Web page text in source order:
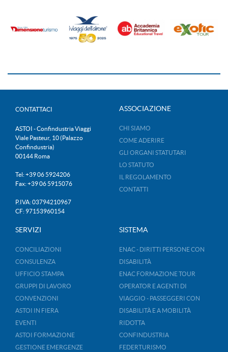
CONTATTACI
ASTOI - Confindustria Viaggi
Viale Pasteur, 10 (Palazzo
Confindustria)
00144 Roma
Tel: +39 06 5924206
Fax: +39 06 5915076
P.IVA: 03794210967
CF: 97153960154
ASSOCIAZIONE
CHI SIAMO
COME ADERIRE
GLI ORGANI STATUTARI
LO STATUTO
IL REGOLAMENTO
CONTATTI
SERVIZI
CONCILIAZIONI
CONSULENZA
UFFICIO STAMPA
GRUPPI DI LAVORO
CONVENZIONI
ASTOI IN FIERA
EVENTI
ASTOI FORMAZIONE
GESTIONE EMERGENZE
SISTEMA
ENAC - DIRITTI PERSONE CON
DISABILITÀ
ENAC FORMAZIONE TOUR
OPERATOR E AGENTI DI
VIAGGIO - PASSEGGERI CON
DISABILITÀ E A MOBILITÀ
RIDOTTA
CONFINDUSTRIA
FEDERTURISMO